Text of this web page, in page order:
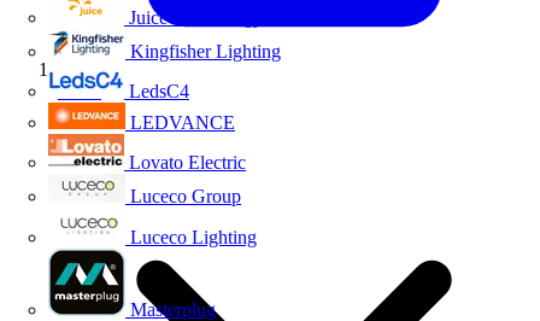
Juice Technology
Kingfisher Lighting
LedsC4
LEDVANCE
Lovato Electric
Luceco Group
Luceco Lighting
Masterplug
Inicio